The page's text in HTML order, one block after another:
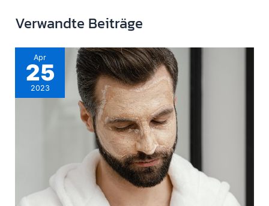
Verwandte Beiträge
Apr
25
2023